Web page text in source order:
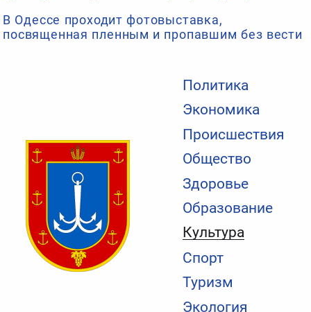
Политика
Экономика
Происшествия
Общество
Здоровье
Образование
Культура
Спорт
Туризм
Экология
В Одессе проходит фотовыставка,
посвященная пленным и пропавшим без вести